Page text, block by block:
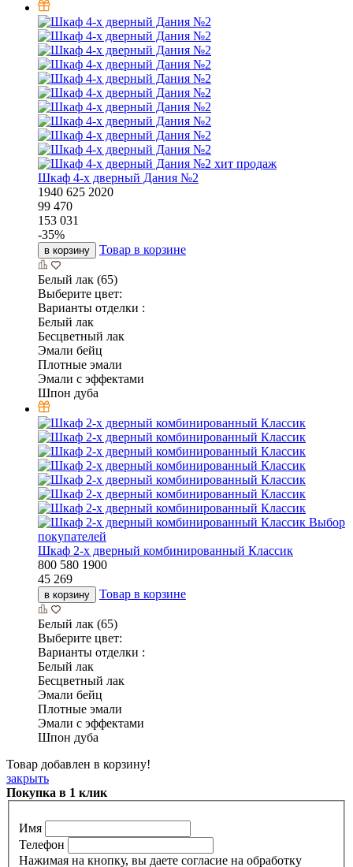
хит продаж
Шкаф 4-х дверный Дания №2
1940 625 2020
99 470
153 031
-35%
в корзину Товар в корзине
Белый лак (65)
Выберите цвет:
Варианты отделки :
Белый лак
Бесцветный лак
Эмали бейц
Плотные эмали
Эмали с эффектами
Шпон дуба
Выбор
покупателей
Шкаф 2-х дверный комбинированный Классик
800 580 1900
45 269
в корзину Товар в корзине
Белый лак (65)
Выберите цвет:
Варианты отделки :
Белый лак
Бесцветный лак
Эмали бейц
Плотные эмали
Эмали с эффектами
Шпон дуба
Товар добавлен в корзину!
закрыть
Покупка в 1 клик
Имя
Телефон
Нажимая на кнопку, вы даете согласие на обработку